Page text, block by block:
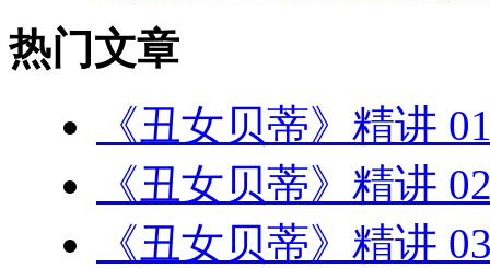
热门文章
《丑女贝蒂》精讲
《丑女贝蒂》精讲
《丑女贝蒂》精讲